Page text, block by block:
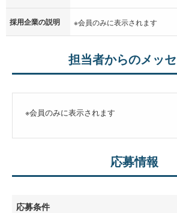
採用企業の説明 ※会員のみに表示されます
担当者からのメッ
※会員のみに表示されます
応募情報
応募条件